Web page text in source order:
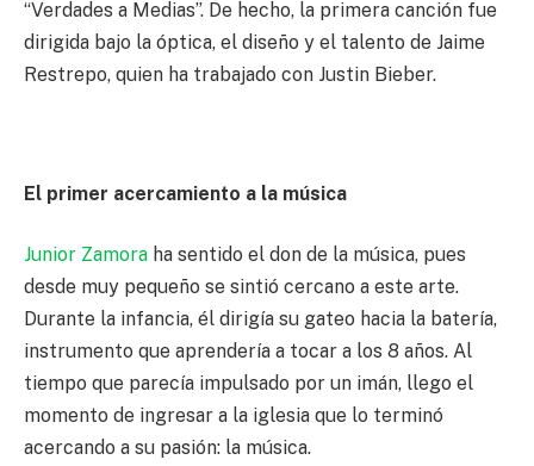
“Verdades a Medias”. De hecho, la primera canción fue
dirigida bajo la óptica, el diseño y el talento de Jaime
Restrepo, quien ha trabajado con Justin Bieber.
El primer acercamiento a la música
Junior Zamora ha sentido el don de la música, pues
desde muy pequeño se sintió cercano a este arte.
Durante la infancia, él dirigía su gateo hacia la batería,
instrumento que aprendería a tocar a los 8 años. Al
tiempo que parecía impulsado por un imán, llego el
momento de ingresar a la iglesia que lo terminó
acercando a su pasión: la música.